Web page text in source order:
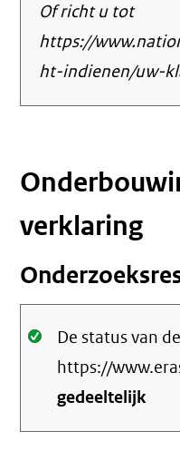
Of richt u tot
https://
ht-indienen/uw-
verklaring
Oké.
De status van
https://
gedeeltelijk